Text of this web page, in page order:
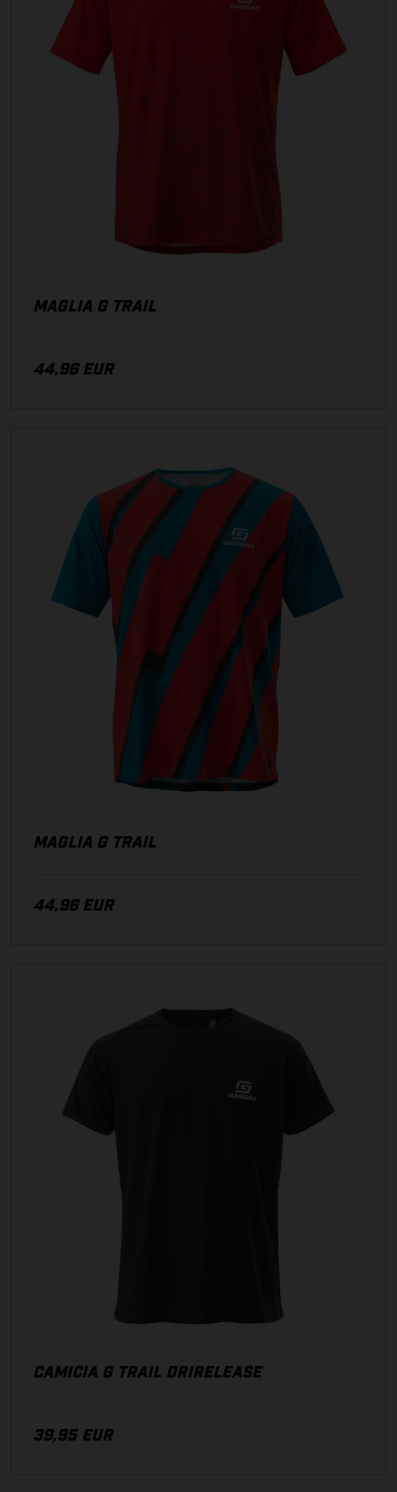
ACCESSORIES GUANTI PANTALONI
MAGLIA G TRAIL
44,96 EUR
MAGLIA G TRAIL
44,96 EUR